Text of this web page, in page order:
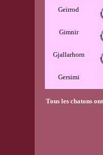
Geirrod
Gimnir
Gjallarhorn
Gersimi
Tous les chatons